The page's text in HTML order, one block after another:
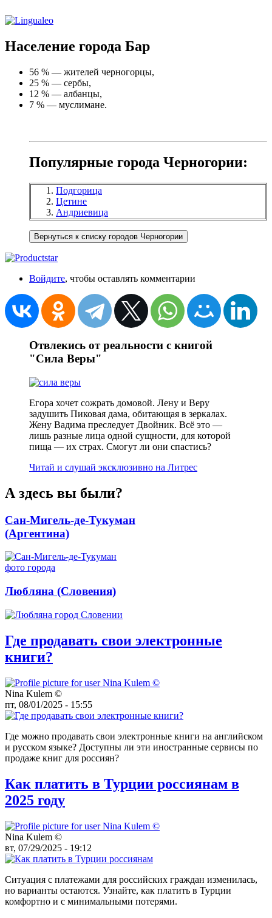
Население города Бар
56 % — жителей черногорцы,
25 % — сербы,
12 % — албанцы,
7 % — муслимане.
Популярные города Черногории:
Подгорица
Цетине
Андриевица
Вернуться к списку городов Черногории
Войдите, чтобы оставлять комментарии
Отвлекись от реальности с книгой
"Сила Веры"
Егора хочет сожрать домовой. Лену и Веру
задушить Пиковая дама, обитающая в зеркалах.
Жену Вадима преследует Двойник. Всё это —
лишь разные лица одной сущности, для которой
пища — их страх. Смогут ли они спастись?
Читай и слушай эксклюзивно на Литрес
А здесь вы были?
Сан-Мигель-де-Тукуман
(Аргентина)
Любляна (Словения)
Где продавать свои электронные
книги?
Nina Kulem ©️
пт, 08/01/2025 - 15:55
Где можно продавать свои электронные книги на английском
и русском языке? Доступны ли эти иностранные сервисы по
продаже книг для россиян?
Как платить в Турции россиянам в
2025 году
Nina Kulem ©️
вт, 07/29/2025 - 19:12
Ситуация с платежами для российских граждан изменилась,
но варианты остаются. Узнайте, как платить в Турции
комфортно и с минимальными потерями.